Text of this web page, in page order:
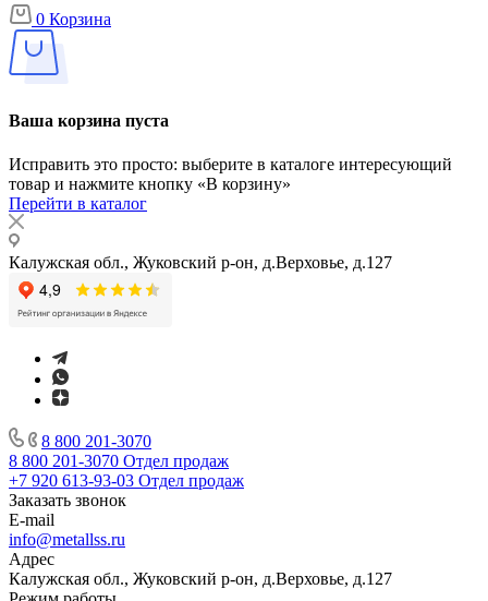
0 Корзина
Ваша корзина пуста
Исправить это просто: выберите в каталоге интересующий
товар и нажмите кнопку «В корзину»
Перейти в каталог
Калужская обл., Жуковский р-он, д.Верховье, д.127
8 800 201-3070
8 800 201-3070 Отдел продаж
+7 920 613-93-03 Отдел продаж
Заказать звонок
E-mail
info@metallss.ru
Адрес
Калужская обл., Жуковский р-он, д.Верховье, д.127